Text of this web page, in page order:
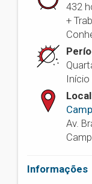
432
+
Av.
Informações